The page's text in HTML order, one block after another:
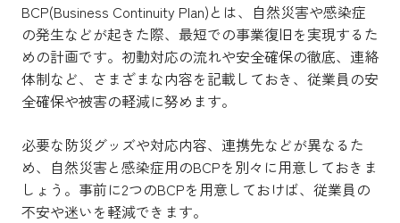
BCP(Business Continuity Plan)とは、自然災害や感染症
の発生などが起きた際、最短での事業復旧を実現するた
めの計画です。初動対応の流れや安全確保の徹底、連絡
体制など、さまざまな内容を記載しておき、従業員の安
全確保や被害の軽減に努めます。
必要な防災グッズや対応内容、連携先などが異なるた
め、自然災害と感染症用のBCPを別々に用意しておきま
しょう。事前に2つのBCPを用意しておけば、従業員の
不安や迷いを軽減できます。